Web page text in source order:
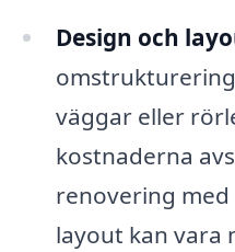
Design och
väggar eller
kostnaderna
renovering
layout kan vara